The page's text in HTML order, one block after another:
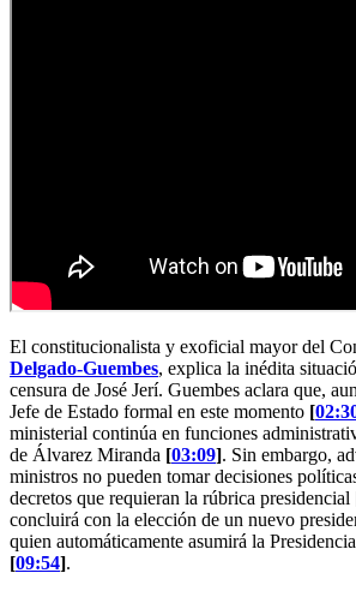
El constitucionalista y exoficial mayor del
Delgado-Guembes, explica la inédita
censura de José Jerí. Guembes aclara que,
Jefe de Estado formal en este momento [
ministerial continúa en funciones
de Álvarez Miranda [03:09]. Sin embargo,
ministros no pueden tomar decisiones
decretos que requieran la rúbrica presidencial
concluirá con la elección de un nuevo
quien automáticamente asumirá la
[09:54].